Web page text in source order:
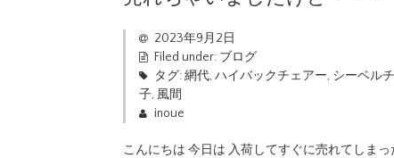
2023年9月2日
Filed under: ブログ
タグ:網代, ハイバックチェアー, シーベル
子, 風間
inoue
こんにちは 今日は 入荷してすぐに売れてしま